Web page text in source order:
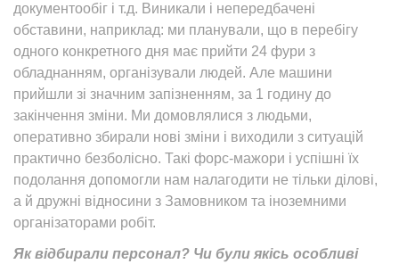
документообіг і т.д. Виникали і непередбачені
обставини, наприклад: ми планували, що в перебігу
одного конкретного дня має прийти 24 фури з
обладнанням, організували людей. Але машини
прийшли зі значним запізненням, за 1 годину до
закінчення зміни. Ми домовлялися з людьми,
оперативно збирали нові зміни і виходили з ситуацій
практично безболісно. Такі форс-мажори і успішні їх
подолання допомогли нам налагодити не тільки ділові,
а й дружні відносини з Замовником та іноземними
організаторами робіт.
Як відбирали персонал? Чи були якісь особливі